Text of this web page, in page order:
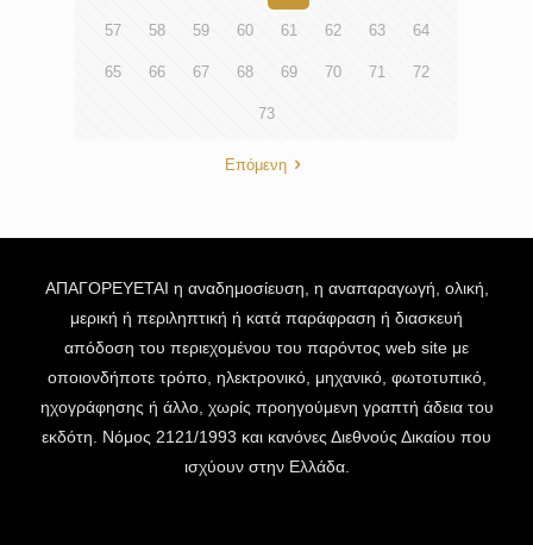
57 58 59 60 61 62 63 64
65 66 67 68 69 70 71 72
73
Επόμενη
ΑΠΑΓΟΡΕΥΕΤΑΙ η αναδημοσίευση, η αναπαραγωγή, ολική,
μερική ή περιληπτική ή κατά παράφραση ή διασκευή
απόδοση του περιεχομένου του παρόντος web site με
οποιονδήποτε τρόπο, ηλεκτρονικό, μηχανικό, φωτοτυπικό,
ηχογράφησης ή άλλο, χωρίς προηγούμενη γραπτή άδεια του
εκδότη. Νόμος 2121/1993 και κανόνες Διεθνούς Δικαίου που
ισχύουν στην Ελλάδα.